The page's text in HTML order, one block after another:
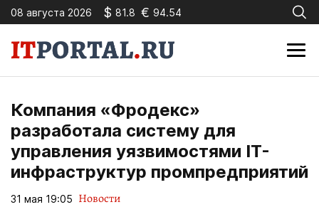
08 августа 2026 $ 81.8 € 94.54
Компания «Фродекс»
разработала систему для
управления уязвимостями IT-
инфраструктур промпредприятий
31 мая 19:05 Новости